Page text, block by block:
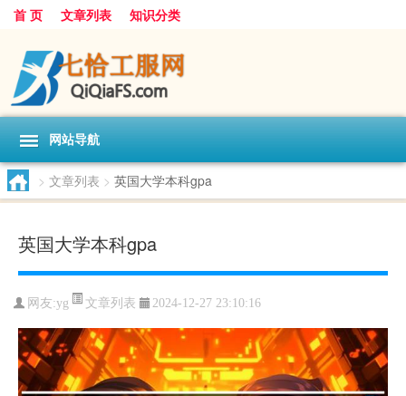
首 页 文章列表 知识分类
网站导航
> 文章列表 > 英国大学本科gpa
英国大学本科gpa
网友:yg 文章列表 2024-12-27 23:10:16